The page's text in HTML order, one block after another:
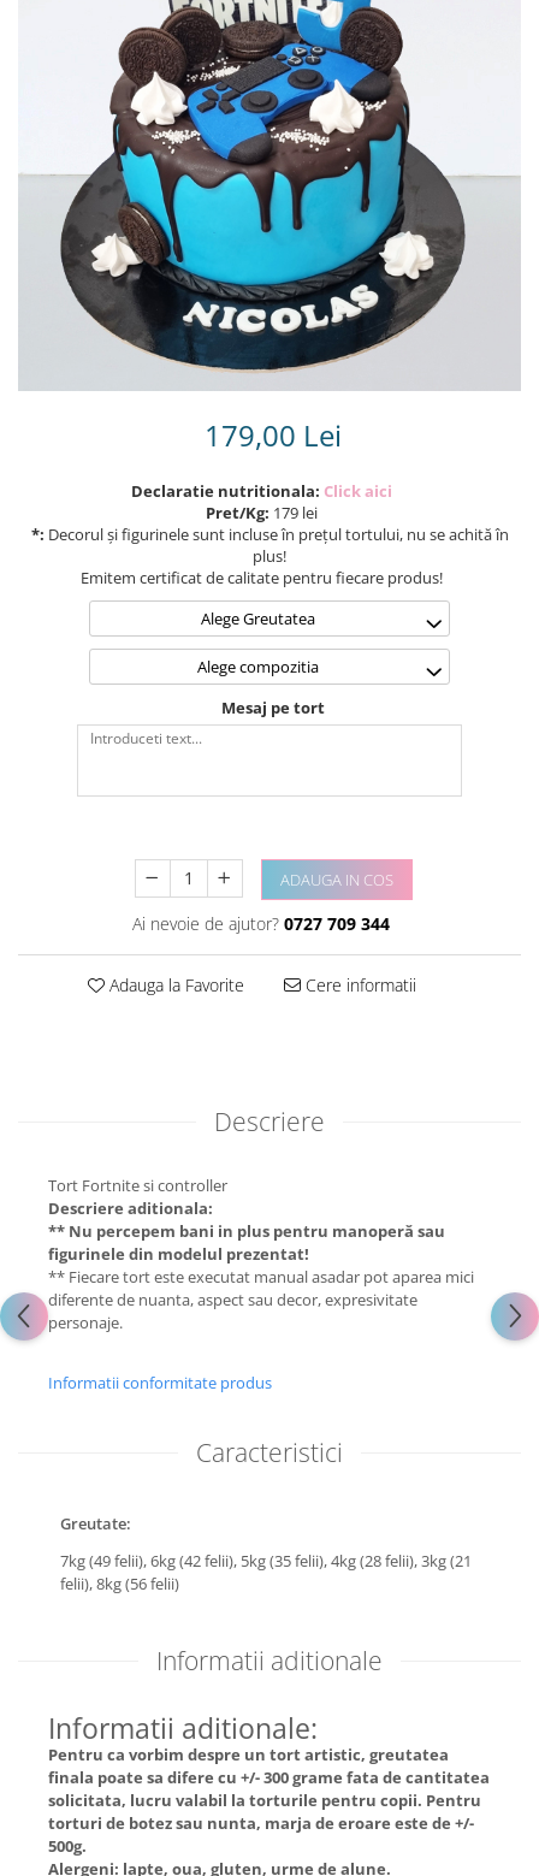
Torturi in frosting- crema pentru
Torturi cu flori
Tortulețe 1.7 kg - 2 kg
179,00 Lei
Declaratie nutritionala: Click aici
Pret/Kg: 179 lei
*: Decorul și figurinele sunt incluse în prețul tortului, nu se achită în
plus!
Emitem certificat de calitate pentru fiecare produs!
Alege Greutatea
Alege compozitia
Mesaj pe tort
ADAUGA IN COS
Ai nevoie de ajutor? 0727 709 344
Adauga la Favorite Cere informatii
Descriere
Tort Fortnite si controller
Descriere aditionala:
** Nu percepem bani in plus pentru manoperă sau
figurinele din modelul prezentat!
** Fiecare tort este executat manual asadar pot aparea mici
diferente de nuanta, aspect sau decor, expresivitate
personaje.
Informatii conformitate produs
Caracteristici
Greutate:
7kg (49 felii),6kg (42 felii), 5kg (35 felii),4kg (28 felii),3kg (21
felii),8kg (56 felii)
Informatii aditionale
Informatii aditionale:
Pentru ca vorbim despre un tort artistic, greutatea
finala poate sa difere cu +/- 300 grame fata de cantitatea
solicitata, lucru valabil la torturile pentru copii. Pentru
torturi de botez sau nunta, marja de eroare este de +/-
500g.
Alergeni: lapte, oua, gluten, urme de alune.